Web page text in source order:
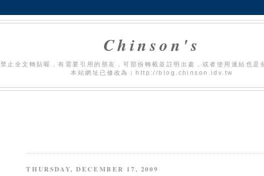
Chinson's
禁止全文轉貼喔，有需要引用的朋友，可部份轉載並註明出處，或者使用連結也是
本站網址已修改為︰http://blog.chinson.idv.tw
THURSDAY, DECEMBER 17, 2009